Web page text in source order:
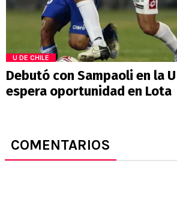
U DE CHILE
Debutó con Sampaoli en la
espera oportunidad en Lota
COMENTARIOS